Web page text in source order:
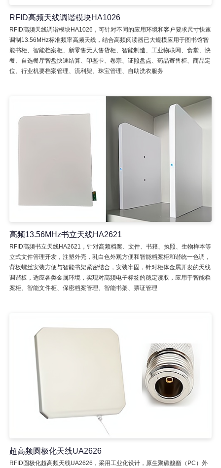
RFID高频天线调谐模块HA1026
RFID高频天线调谐模块HA1026，可针对不同的应用环境和客户要求尺寸快速
调制13.56MHz标准频率高频天线，结合高频阅读器已大规模应用于图书馆智
能书柜、智能档案柜、新零售无人售货柜、智能制造、工业物联网、食堂、快
餐、自选餐厅智盘快速结算、印鉴卡、卷宗、证照盘点、药品寄售柜、商品定
位、行业机要档案管理、流利架、珠宝管理、自助洗衣服务
高频13.56MHz书立天线HA2621
RFID高频书立天线HA2621，针对高频档案、文件、书籍、执照、生物样本等
立式文件管理开发，注塑外壳，乳白色外观方便和智能档案柜和谐统一色调，
背板螺丝安装方便与智能书架紧密结合，安装牢固，针对柜体金属开发的天线
调谐板，适应各类金属环境，实现对高频电子标签的稳定读取，应用于智能档
案柜、智能文件柜、保密档案管理、智能书架、票证管理
超高频圆极化天线UA2626
RFID圆极化超高频天线UA2626，采用工业化设计，原生聚碳酸酯（PC）外